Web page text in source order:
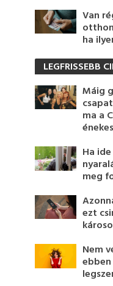
Van
ha
LEGFRISSEBB
Máig
ma a
Ha
meg
ezt
Nem